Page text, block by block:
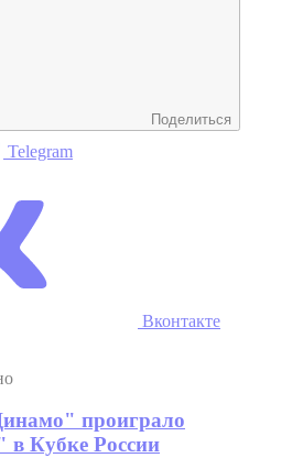
Поделиться
Telegram
Вконтакте
проиграло
Кубке России